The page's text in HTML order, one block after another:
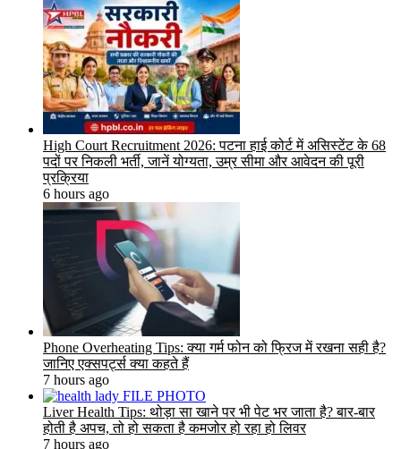
High Court Recruitment 2026: पटना हाई कोर्ट में असिस्टेंट के 68
पदों पर निकली भर्ती, जानें योग्यता, उम्र सीमा और आवेदन की पूरी
प्रक्रिया
6 hours ago
Phone Overheating Tips: क्या गर्म फोन को फ्रिज में रखना सही है?
जानिए एक्सपर्ट्स क्या कहते हैं
7 hours ago
Liver Health Tips: थोड़ा सा खाने पर भी पेट भर जाता है? बार-बार
होती है अपच, तो हो सकता है कमजोर हो रहा हो लिवर
7 hours ago